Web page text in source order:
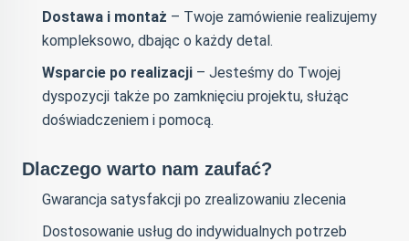
Dostawa i montaż – Twoje zamówienie realizujemy
kompleksowo, dbając o każdy detal.
Wsparcie po realizacji – Jesteśmy do Twojej
dyspozycji także po zamknięciu projektu, służąc
doświadczeniem i pomocą.
Dlaczego warto nam zaufać?
Gwarancja satysfakcji po zrealizowaniu zlecenia
Dostosowanie usług do indywidualnych potrzeb